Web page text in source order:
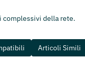
complessivi della rete.
Articoli Simili